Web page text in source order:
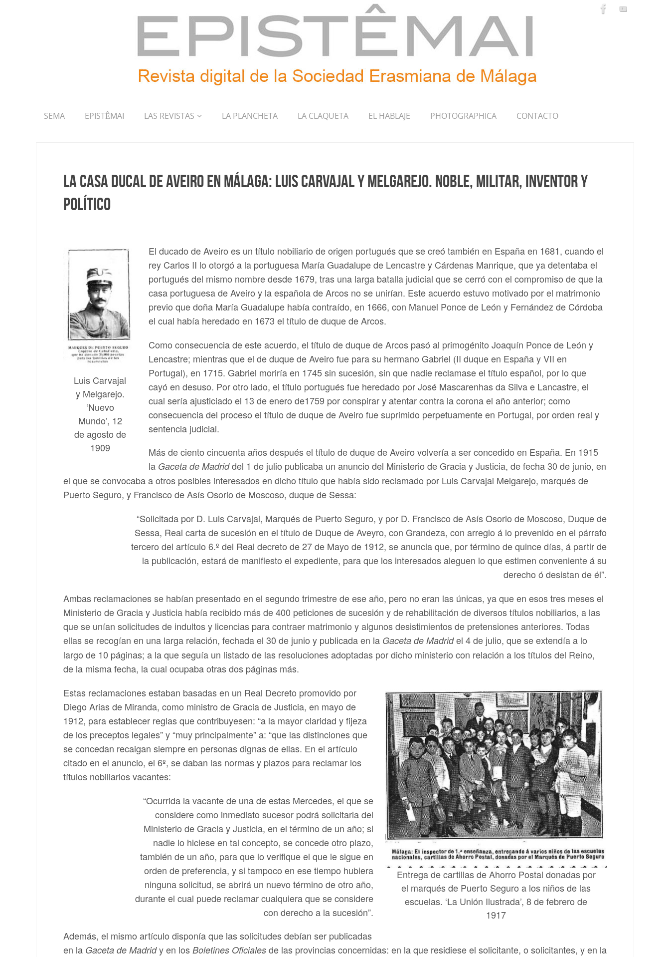
SEMA EPISTÊMAI LAS REVISTAS LA PLANCHETA LA CLAQUETA EL HABLAJE PHOTOGRAPHICA CONTACTO
La casa ducal de Aveiro en Málaga: Luis Carvajal y Melgarejo. Noble, militar, inventor y
político
Luis Carvajal
y Melgarejo.
‘Nuevo
Mundo’, 12
de agosto de
1909
El ducado de Aveiro es un título nobiliario de origen portugués que se creó también en España en 1681, cuando el
rey Carlos II lo otorgó a la portuguesa María Guadalupe de Lencastre y Cárdenas Manrique, que ya detentaba el
portugués del mismo nombre desde 1679, tras una larga batalla judicial que se cerró con el compromiso de que la
casa portuguesa de Aveiro y la española de Arcos no se unirían. Este acuerdo estuvo motivado por el matrimonio
previo que doña María Guadalupe había contraído, en 1666, con Manuel Ponce de León y Fernández de Córdoba
el cual había heredado en 1673 el título de duque de Arcos.
Como consecuencia de este acuerdo, el título de duque de Arcos pasó al primogénito Joaquín Ponce de León y
Lencastre; mientras que el de duque de Aveiro fue para su hermano Gabriel (II duque en España y VII en
Portugal), en 1715. Gabriel moriría en 1745 sin sucesión, sin que nadie reclamase el título español, por lo que
cayó en desuso. Por otro lado, el título portugués fue heredado por José Mascarenhas da Silva e Lancastre, el
cual sería ajusticiado el 13 de enero de1759 por conspirar y atentar contra la corona el año anterior; como
consecuencia del proceso el título de duque de Aveiro fue suprimido perpetuamente en Portugal, por orden real y
sentencia judicial.
Más de ciento cincuenta años después el título de duque de Aveiro volvería a ser concedido en España. En 1915
la Gaceta de Madriddel 1 de julio publicaba un anuncio del Ministerio de Gracia y Justicia, de fecha 30 de junio, en
el que se convocaba a otros posibles interesados en dicho título que había sido reclamado por Luis Carvajal Melgarejo, marqués de
Puerto Seguro, y Francisco de Asís Osorio de Moscoso, duque de Sessa:
“Solicitada por D. Luis Carvajal, Marqués de Puerto Seguro, y por D. Francisco de Asís Osorio de Moscoso, Duque de
Sessa, Real carta de sucesión en el título de Duque de Aveyro, con Grandeza, con arreglo á lo prevenido en el párrafo
tercero del artículo 6.º del Real decreto de 27 de Mayo de 1912, se anuncia que, por término de quince días, á partir de
la publicación, estará de manifiesto el expediente, para que los interesados aleguen lo que estimen conveniente á su
derecho ó desistan de él”.
Ambas reclamaciones se habían presentado en el segundo trimestre de ese año, pero no eran las únicas, ya que en esos tres meses el
Ministerio de Gracia y Justicia había recibido más de 400 peticiones de sucesión y de rehabilitación de diversos títulos nobiliarios, a las
que se unían solicitudes de indultos y licencias para contraer matrimonio y algunos desistimientos de pretensiones anteriores. Todas
ellas se recogían en una larga relación, fechada el 30 de junio y publicada en la Gaceta de Madridel 4 de julio, que se extendía a lo
largo de 10 páginas; a la que seguía un listado de las resoluciones adoptadas por dicho ministerio con relación a los títulos del Reino,
de la misma fecha, la cual ocupaba otras dos páginas más.
Entrega de cartillas de Ahorro Postal donadas por
el marqués de Puerto Seguro a los niños de las
escuelas. ‘La Unión Ilustrada’, 8 de febrero de
1917
Estas reclamaciones estaban basadas en un Real Decreto promovido por
Diego Arias de Miranda, como ministro de Gracia de Justicia, en mayo de
1912, para establecer reglas que contribuyesen: “a la mayor claridad y fijeza
de los preceptos legales” y “muy principalmente” a: “que las distinciones que
se concedan recaigan siempre en personas dignas de ellas. En el artículo
citado en el anuncio, el 6º, se daban las normas y plazos para reclamar los
títulos nobiliarios vacantes:
“Ocurrida la vacante de una de estas Mercedes, el que se
considere como inmediato sucesor podrá solicitarla del
Ministerio de Gracia y Justicia, en el término de un año; si
nadie lo hiciese en tal concepto, se concede otro plazo,
también de un año, para que lo verifique el que le sigue en
orden de preferencia, y si tampoco en ese tiempo hubiera
ninguna solicitud, se abrirá un nuevo término de otro año,
durante el cual puede reclamar cualquiera que se considere
con derecho a la sucesión”.
Además, el mismo artículo disponía que las solicitudes debían ser publicadas
en la Gaceta de Madridy en los Boletines Oficiales de las provincias concernidas: en la que residiese el solicitante, o solicitantes, y en la